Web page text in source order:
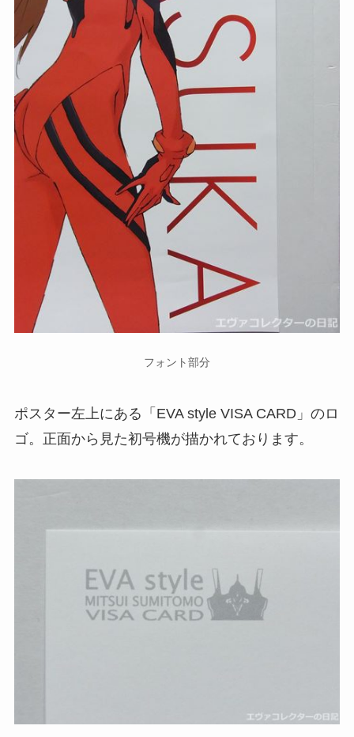
フォント部分
ポスター左上にある「EVA style VISA CARD」のロ
ゴ。正面から見た初号機が描かれております。